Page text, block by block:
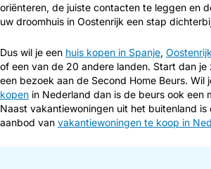
oriënteren, de juiste contacten te leggen en
uw droomhuis in Oostenrijk een stap
Dus wil je een huis kopen in Spanje, Oostenrijk
of een van de 20 andere landen. Start dan je
een bezoek aan de Second Home Beurs. Wil
kopen in Nederland dan is de beurs ook een
Naast vakantiewoningen uit het buitenland is
aanbod van vakantiewoningen te koop in